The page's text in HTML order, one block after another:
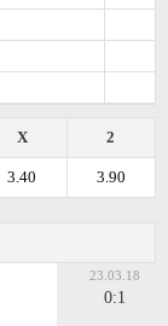
2
X
3.90
3.40
23.03.18
0:1